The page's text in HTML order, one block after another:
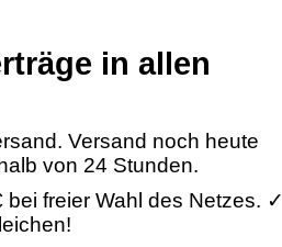
in allen
Versand noch heute
von 24 Stunden.
freier Wahl des Netzes. ✓